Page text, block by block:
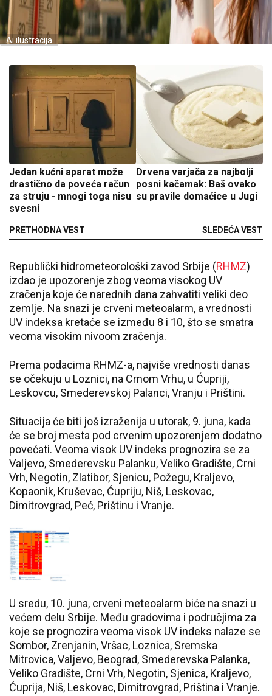
Ai ilustracija
Jedan kućni aparat može
drastično da poveća račun
za struju - mnogi toga nisu
svesni
PRETHODNA VEST
Drvena varjača za najbolji
posni kačamak: Baš ovako
su pravile domaćice u Jugi
SLEDEĆA VEST
Republički hidrometeorološki zavod Srbije (RHMZ)
izdao je upozorenje zbog veoma visokog UV
zračenja koje će narednih dana zahvatiti veliki deo
zemlje. Na snazi je crveni meteoalarm, a vrednosti
UV indeksa kretaće se između 8 i 10, što se smatra
veoma visokim nivoom zračenja.
Prema podacima RHMZ-a, najviše vrednosti danas
se očekuju u Loznici, na Crnom Vrhu, u Ćupriji,
Leskovcu, Smederevskoj Palanci, Vranju i Prištini.
Situacija će biti još izraženija u utorak, 9. juna, kada
će se broj mesta pod crvenim upozorenjem dodatno
povećati. Veoma visok UV indeks prognozira se za
Valjevo, Smederevsku Palanku, Veliko Gradište, Crni
Vrh, Negotin, Zlatibor, Sjenicu, Požegu, Kraljevo,
Kopaonik, Kruševac, Ćupriju, Niš, Leskovac,
Dimitrovgrad, Peć, Prištinu i Vranje.
U sredu, 10. juna, crveni meteoalarm biće na snazi u
većem delu Srbije. Među gradovima i područjima za
koje se prognozira veoma visok UV indeks nalaze se
Sombor, Zrenjanin, Vršac, Loznica, Sremska
Mitrovica, Valjevo, Beograd, Smederevska Palanka,
Veliko Gradište, Crni Vrh, Negotin, Sjenica, Kraljevo,
Ćuprija, Niš, Leskovac, Dimitrovgrad, Priština i Vranje.